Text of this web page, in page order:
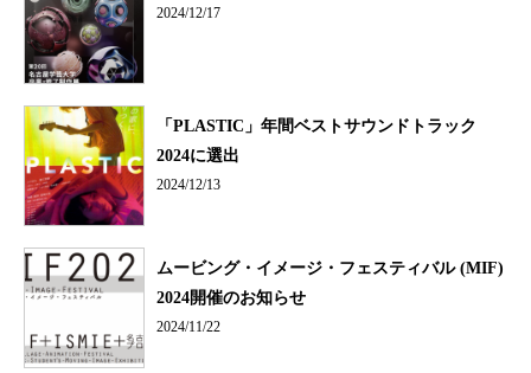
2024/12/17
「PLASTIC」年間ベストサウンドトラック
2024に選出
2024/12/13
ムービング・イメージ・フェスティバル (MIF)
2024開催のお知らせ
2024/11/22